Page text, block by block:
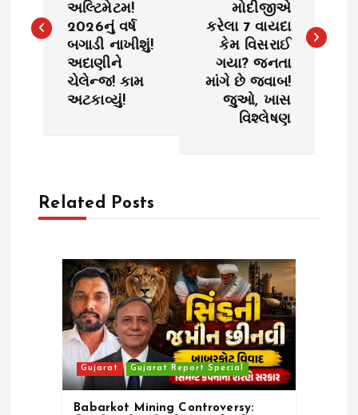
s
અલ્ટિમેટમ!
2026નું વર્ષ
બગાડી નાખીશું!
અદાણીને
ચેલેન્જ! કામ
અટકાવ્યું!
મોદીજીએ
કરેલા 7 વાયદા
કેમ વિસરાઈ
ગયા? જનતા
માંગે છે જવાબ!
જુઓ, ખાસ
વિશ્લેષણ
Related Posts
Gujarat Gujarat Report Special
Babarkot Mining Controversy: